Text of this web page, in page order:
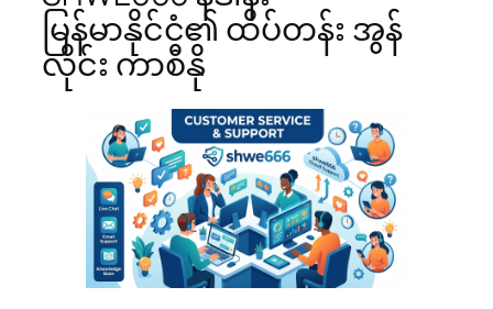
မြန်မာနိုင်ငံ၏ ထိပ်တန်း အွန်
လိုင်း ကာစီနို